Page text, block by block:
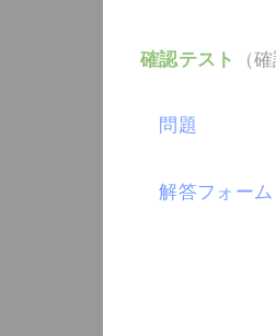
確認テスト （
問題
解答フォーム